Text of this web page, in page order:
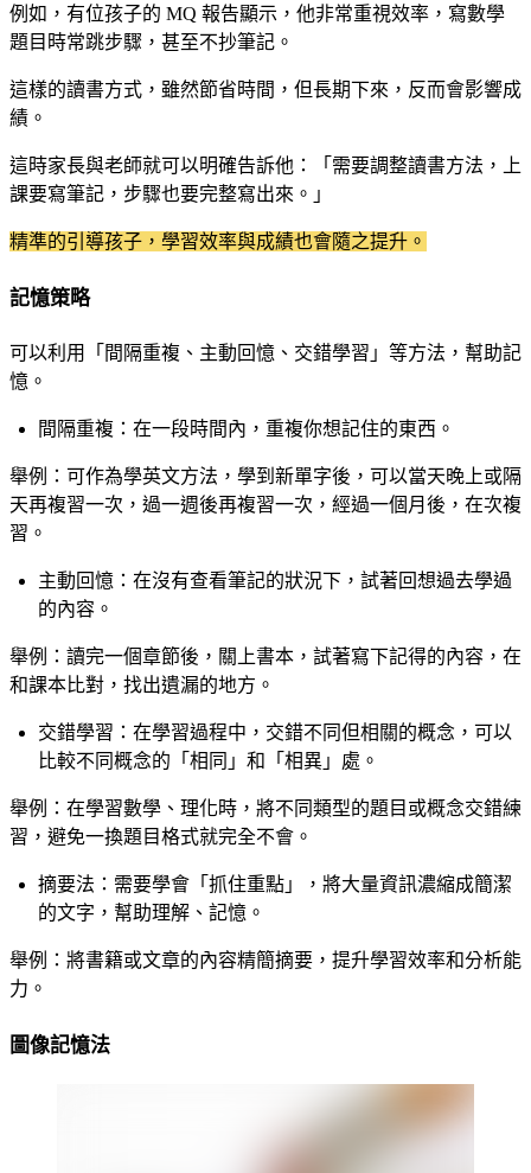
例如，有位孩子的 MQ 報告顯示，他非常重視效率，寫數學
題目時常跳步驟，甚至不抄筆記。
這樣的讀書方式，雖然節省時間，但長期下來，反而會影響成
績。
這時家長與老師就可以明確告訴他：「需要調整讀書方法，上
課要寫筆記，步驟也要完整寫出來。」
精準的引導孩子，學習效率與成績也會隨之提升。
記憶策略
可以利用「間隔重複、主動回憶、交錯學習」等方法，幫助記
憶。
間隔重複：在一段時間內，重複你想記住的東西。
舉例：可作為學英文方法，學到新單字後，可以當天晚上或隔
天再複習一次，過一週後再複習一次，經過一個月後，在次複
習。
主動回憶：在沒有查看筆記的狀況下，試著回想過去學過
的內容。
舉例：讀完一個章節後，關上書本，試著寫下記得的內容，在
和課本比對，找出遺漏的地方。
交錯學習：在學習過程中，交錯不同但相關的概念，可以
比較不同概念的「相同」和「相異」處。
舉例：在學習數學、理化時， 將不同類型的題目或概念交錯練
習，避免一換題目格式就完全不會。
摘要法：需要學會「抓住重點」，將大量資訊濃縮成簡潔
的文字，幫助理解、記憶。
舉例：將書籍或文章的內容精簡摘要，提升學習效率和分析能
力。
圖像記憶法